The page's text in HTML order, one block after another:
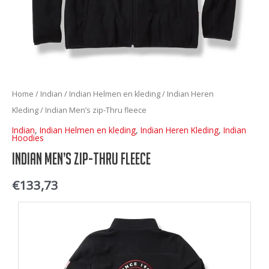
Home / Indian / Indian Helmen en kleding/ Indian Heren
Kleding/ Indian Men’s zip-Thru fleece
Indian, Indian Helmen en kleding, Indian Heren Kleding, Indian
Hoodies
Indian Men’s zip-Thru fleece
€133,73